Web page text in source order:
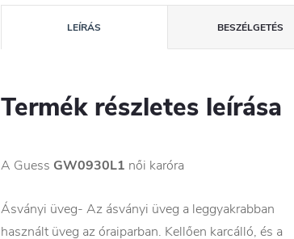
LEÍRÁS BESZÉLGETÉS
Termék részletes leírása
A Guess GW0930L1 női karóra
Ásványi üveg- Az ásványi üveg a leggyakrabban
használt üveg az óraiparban. Kellően karcálló, és a